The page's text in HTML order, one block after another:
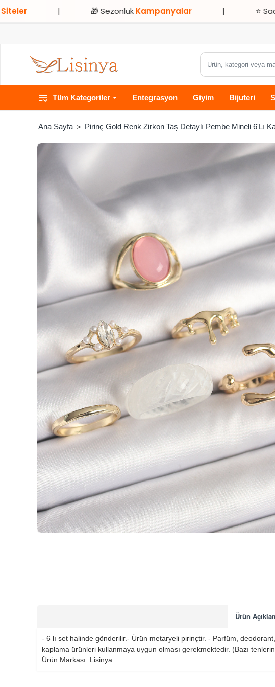
| 🎁 Sezonluk Kampanyalar | ⭐ Sadece
Ürün,
marka
ara...
Tüm Kategoriler Entegrasyon Giyim Bijuteri
Pirinç Gold Renk Zirkon Taş Detaylı Pembe Mineli 6'Lı
Ürün
- 6 lı set halinde gönderilir.- Ürün metaryeli pirinçtir. - Parfüm,
kaplama ürünleri kullanmaya uygun olması gerekmektedir. (Bazı
Ürün Markası: Lisinya